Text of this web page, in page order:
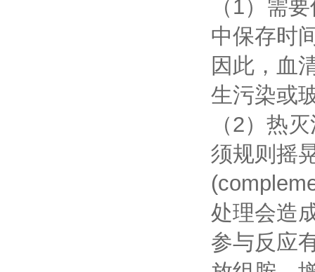
（1）需
中保存时
因此，血
生污染或
（2）热
须规则摇
处理会造
参与反应